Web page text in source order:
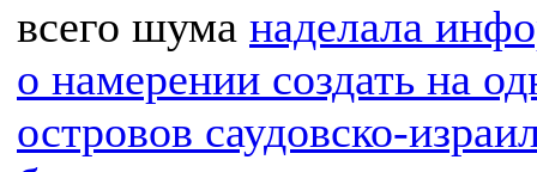
всего шума наделала
о намерении создать на
островов саудовско-